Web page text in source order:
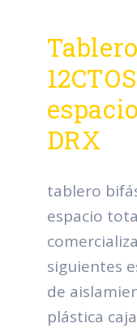
DRX
tablero
espacio
siguientes
de
plástica